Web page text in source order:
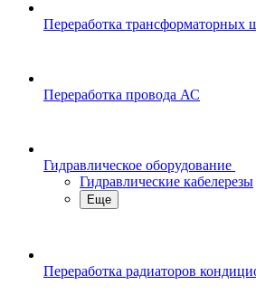
Переработка трансформаторных
Переработка провода АС
Гидравлическое оборудование
Гидравлические кабелерезы
Еще
Переработка радиаторов